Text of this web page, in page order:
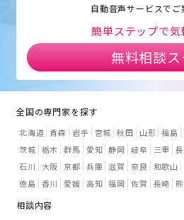
自動音声サービスでご
簡単ステップで気
無料相談
全国の専門家を探す
北海道 青森 岩手 宮城 秋田 山形 福島
茨城 栃木 群馬 愛知 静岡 岐阜 三重
石川
大阪 京都 兵庫 滋賀 奈良 和歌山
徳島 香川 愛媛 高知 福岡 佐賀 長崎
相談内容